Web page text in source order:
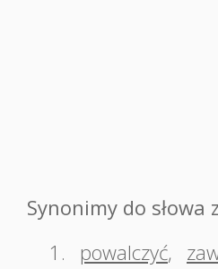
Synonimy do słowa
1.
powalczyć,